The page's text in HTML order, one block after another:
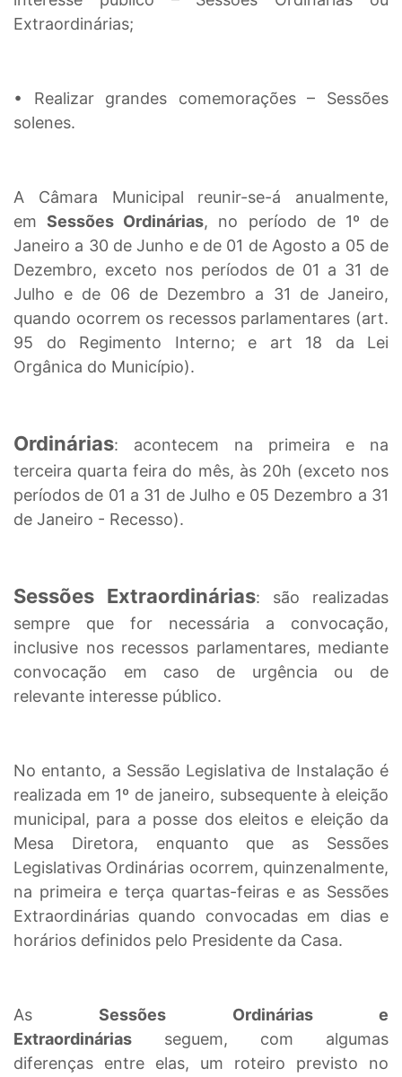
Extraordinárias;
• Realizar grandes comemorações – Sessões
solenes.
A Câmara Municipal reunir-se-á anualmente,
emSessões Ordinárias, no período de 1º de
Janeiro a 30 de Junho e de 01 de Agosto a 05 de
Dezembro, exceto nos períodos de 01 a 31 de
Julho e de 06 de Dezembro a 31 de Janeiro,
quando ocorrem os recessos parlamentares (art.
95 do Regimento Interno; e art 18 da Lei
Orgânica do Município).
Ordinárias: acontecem na primeira e na
terceira quarta feira do mês, às 20h (exceto nos
períodos de 01 a 31 de Julho e 05 Dezembro a 31
de Janeiro - Recesso).
Sessões Extraordinárias: são realizadas
sempre que for necessária a convocação,
inclusive nos recessos parlamentares, mediante
convocação em caso de urgência ou de
relevante interesse público.
No entanto, a Sessão Legislativa de Instalação é
realizada em 1º de janeiro, subsequente à eleição
municipal, para a posse dos eleitos e eleição da
Mesa Diretora, enquanto que as Sessões
Legislativas Ordinárias ocorrem, quinzenalmente,
na primeira e terça quartas-feiras e as Sessões
Extraordinárias quando convocadas em dias e
horários definidos pelo Presidente da Casa.
AsSessões Ordinárias e
Extraordinárias seguem, com algumas
diferenças entre elas, um roteiro previsto no